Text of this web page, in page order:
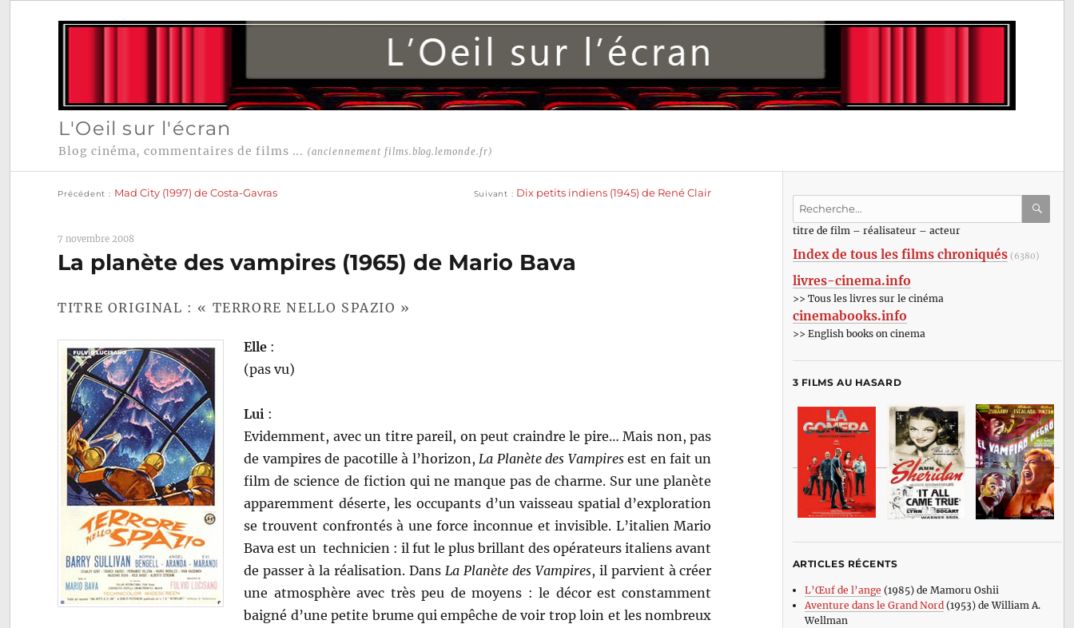
L'Oeil sur l'écran
Blog cinéma, commentaires de films ... (anciennement films.blog.lemonde.fr)
Navigation
l’article
Précédent Mad City (1997) de Costa-Gavras Suivant Dix petits indiens (1945) de René Clair
7 novembre 2008
La planète des vampires (1965) de Mario Bava
TITRE ORIGINAL : « TERRORE NELLO SPAZIO »
Elle :
(pas vu)
Lui :
Evidemment, avec un titre pareil, on peut craindre le pire… Mais non, pas
de vampires de pacotille à l’horizon, La Planète des Vampiresest en fait un
film de science de fiction qui ne manque pas de charme. Sur une planète
apparemment déserte, les occupants d’un vaisseau spatial d’exploration
se trouvent confrontés à une force inconnue et invisible. L’italien Mario
Bava est un technicien : il fut le plus brillant des opérateurs italiens avant
de passer à la réalisation. Dans La Planète des Vampires, il parvient à créer
une atmosphère avec très peu de moyens : le décor est constamment
baigné d’une petite brume qui empêche de voir trop loin et les nombreux
Recherche
:titre de film – réalisateur – acteur
Index de tous les films chroniqués (6380)
livres-cinema.info
>> Tous les livres sur le cinéma
cinemabooks.info
>> English books on cinema
3 FILMS AU HASARD
ARTICLES RÉCENTS
L’Œuf de l’ange (1985) de Mamoru Oshii
Aventure dans le Grand Nord(1953) de William A.
Wellman